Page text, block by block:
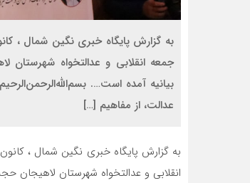
به گزارش پایگاه خبری نگین شمال ،
جمعه انقلابی و عدالتخواه شهرستان
عدالت، از مفاهیم […]
به گزارش پایگاه خبری نگین شمال ،
انقلابی و عدالتخواه شهرستان لاهیجان